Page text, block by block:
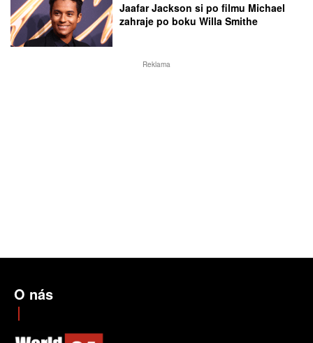
Jaafar Jackson si po filmu Michael
zahraje po boku Willa Smithe
Reklama
O nás